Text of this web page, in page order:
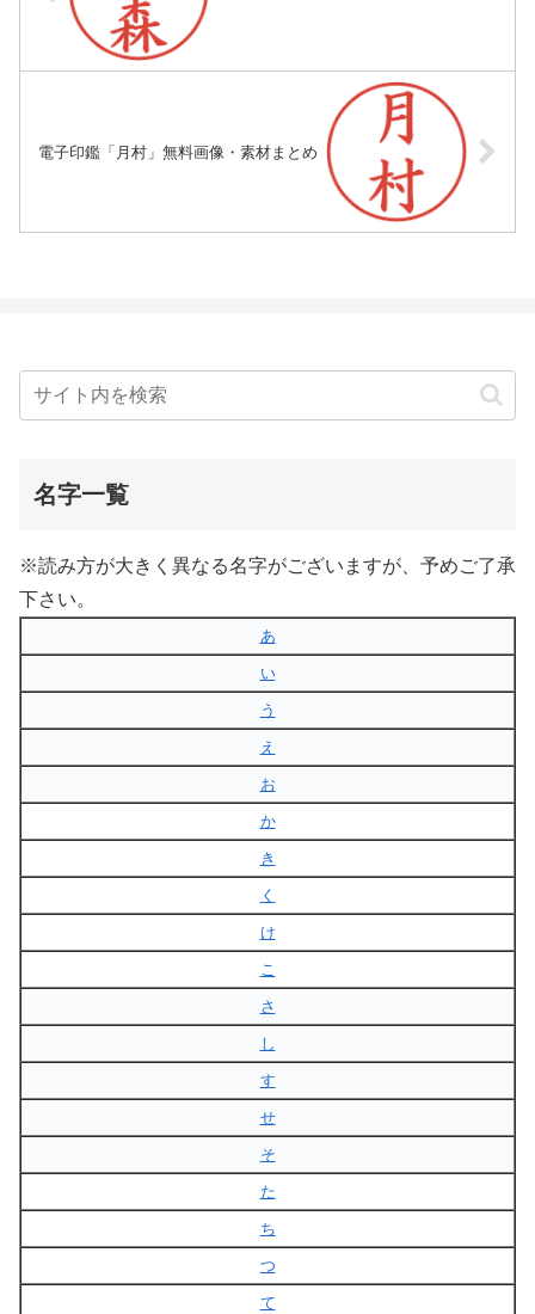
電子印鑑「月村」無料画像・素材まとめ
名字一覧
※読み方が大きく異なる名字がございますが、予めご了承
下さい。
あ
い
う
え
お
か
き
く
け
こ
さ
し
す
せ
そ
た
ち
つ
て